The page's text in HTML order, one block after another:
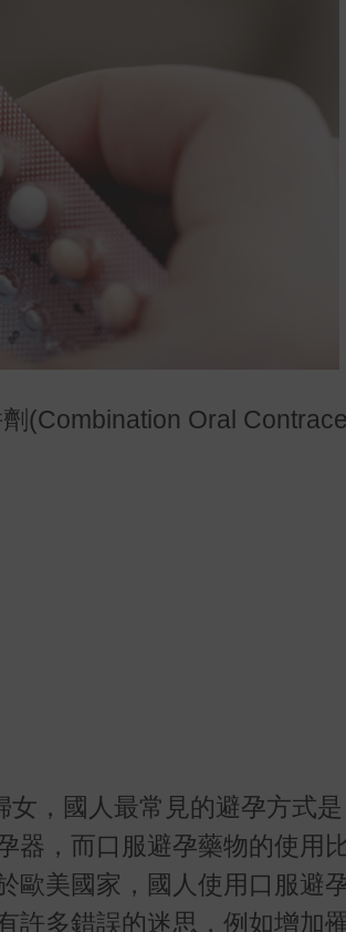
(Combination Oral Contrace
，國人最常見的避孕方式是
器，而口服避孕藥物的使用
歐美國家，國人使用口服避
許多錯誤的迷思，例如增加